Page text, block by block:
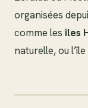
organisées
comme lesîles
naturelle, ou